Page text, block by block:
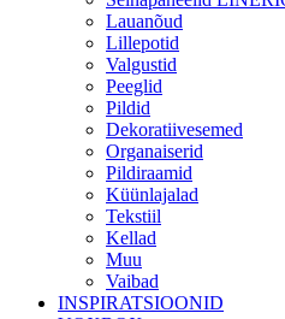
Lauanõud
Lillepotid
Valgustid
Peeglid
Pildid
Dekoratiivesemed
Organaiserid
Pildiraamid
Küünlajalad
Tekstiil
Kellad
Muu
Vaibad
INSPIRATSIOONID